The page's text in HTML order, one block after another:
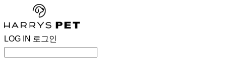
LOG IN 로그인